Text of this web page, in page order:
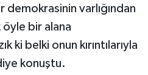
varlığından
bir alana
ki belki onun kırıntılarıyla
konuştu.